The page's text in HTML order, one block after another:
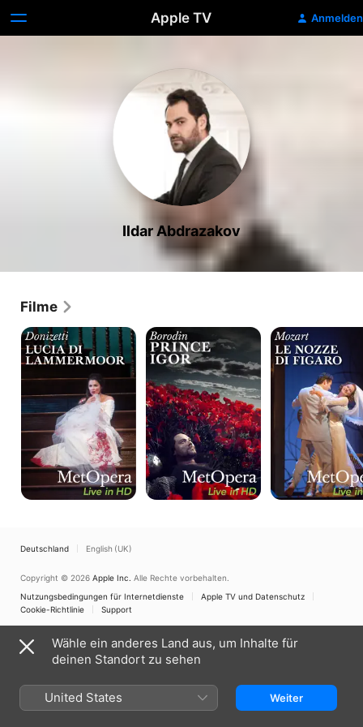
Apple TV Anmelden
Ildar Abdrazakov
Filme
Lucia
di
Lammermoor
Prince
Igor
Le
Nozze
di
Figaro
Deutschland English (UK)
Copyright © 2026 Apple Inc. Alle Rechte vorbehalten.
Nutzungsbedingungen für Internetdienste
Apple TV und Datenschutz
Cookie-Richtlinie
Support
Wähle ein anderes Land aus, um Inhalte für
deinen Standort zu sehen
United States Weiter